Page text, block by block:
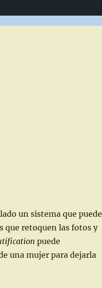
un sistema que puede
que retoquen las fotos y
puede
una mujer para dejarla